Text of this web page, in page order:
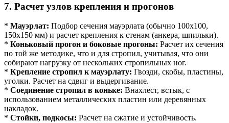
7. Расчет узлов крепления и прогонов
* Мауэрлат: Подбор сечения мауэрлата (обычно 100х100,
150х150 мм) и расчет крепления к стенам (анкера, шпильки).
* Коньковый прогон и боковые прогоны: Расчет их сечения
по той же методике, что и для стропил, учитывая, что они
собирают нагрузку от нескольких стропильных ног.
* Крепление стропил к мауэрлату: Гвозди, скобы, пластины,
уголки. Расчет на сдвиг и выдергивание.
* Соединение стропил в коньке: Внахлест, встык, с
использованием металлических пластин или деревянных
накладок.
* Стойки, подкосы: Расчет на сжатие и устойчивость.